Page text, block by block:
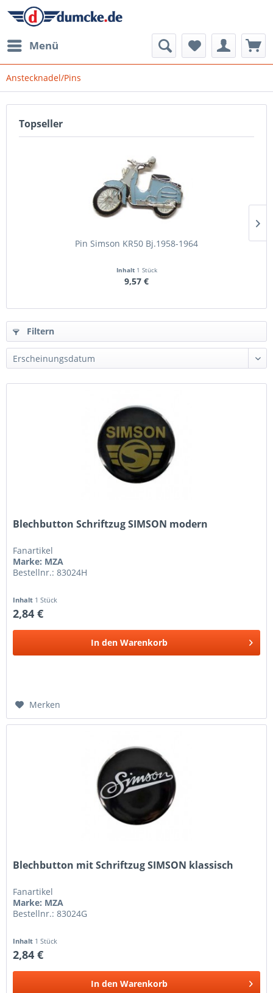
Menü
Anstecknadel/Pins
Topseller
Pin Simson KR50 Bj.1958-1964
Inhalt 1 Stück
9,57 €
Filtern
Blechbutton Schriftzug SIMSON modern
Fanartikel
Marke: MZA
Bestellnr.: 83024H
Inhalt 1 Stück
2,84 €
In den Warenkorb
Merken
Blechbutton mit Schriftzug SIMSON klassisch
Fanartikel
Marke: MZA
Bestellnr.: 83024G
Inhalt 1 Stück
2,84 €
In den Warenkorb